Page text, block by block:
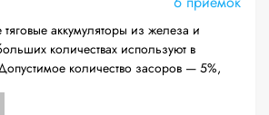
аккумуляторы из железа и
количествах используют в
количество засоров — 5%,